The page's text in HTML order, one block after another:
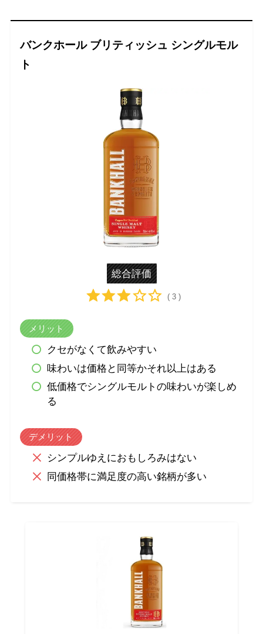
バンクホール ブリティッシュ シングルモル
ト
総合評価
( 3 )
メリット
クセがなくて飲みやすい
味わいは価格と同等かそれ以上はある
低価格でシングルモルトの味わいが楽しめ
る
デメリット
シンプルゆえにおもしろみはない
同価格帯に満足度の高い銘柄が多い